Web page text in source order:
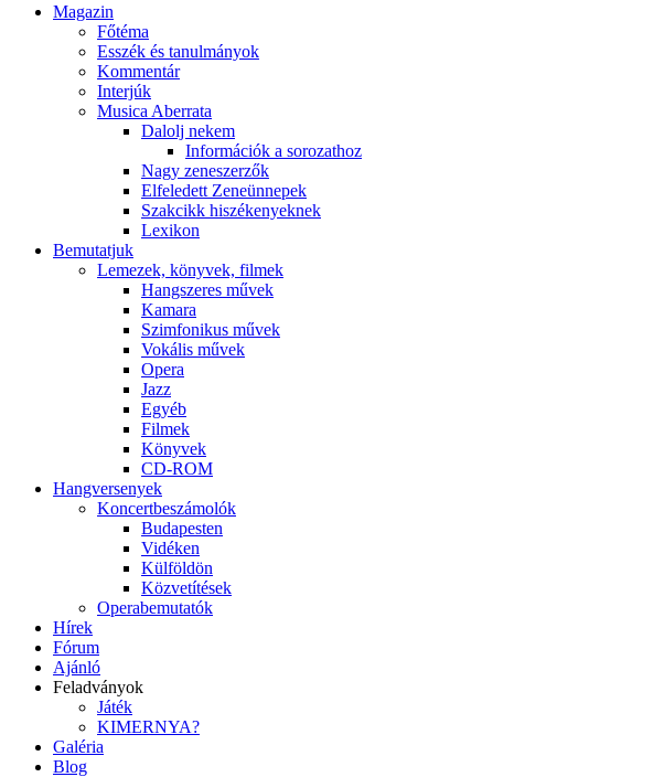
Magazin
Főtéma
Esszék és tanulmányok
Kommentár
Interjúk
Musica Aberrata
Dalolj nekem
Információk a sorozathoz
Nagy zeneszerzők
Elfeledett Zeneünnepek
Szakcikk hiszékenyeknek
Lexikon
Bemutatjuk
Lemezek, könyvek, filmek
Hangszeres művek
Kamara
Szimfonikus művek
Vokális művek
Opera
Jazz
Egyéb
Filmek
Könyvek
CD-ROM
Hangversenyek
Koncertbeszámolók
Budapesten
Vidéken
Külföldön
Közvetítések
Operabemutatók
Hírek
Fórum
Ajánló
Feladványok
Játék
KIMERNYA?
Galéria
Blog